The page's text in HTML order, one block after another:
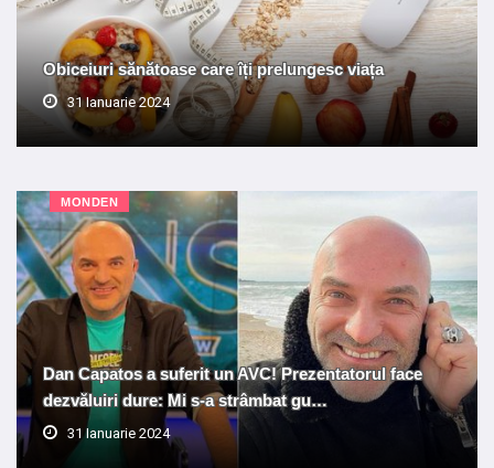
Obiceiuri sănătoase care îți prelungesc viața
31 Ianuarie 2024
MONDEN
Dan Capatos a suferit un AVC! Prezentatorul face
dezvăluiri dure: Mi s-a strâmbat gu…
31 Ianuarie 2024